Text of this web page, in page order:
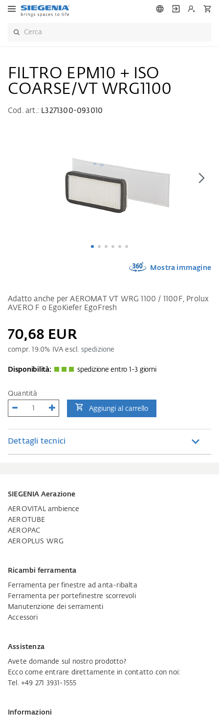
FILTRO EPM10 + ISO
COARSE/VT WRG1100
Cod. art.: L3271300-093010
Mostra immagine
Adatto anche per AEROMAT VT WRG 1100 / 1100F, Prolux
AVERO F o EgoKiefer EgoFresh
70,68 EUR
compr. 19.0% IVA escl. spedizione
Disponibilità: spedizione entro 1-3 giorni
Quantità
Aggiungi al carrello
Dettagli tecnici
SIEGENIA Aerazione
AEROVITAL ambience
AEROTUBE
AEROPAC
AEROPLUS WRG
Ricambi ferramenta
Ferramenta per finestre ad anta-ribalta
Ferramenta per portefinestre scorrevoli
Manutenzione dei serramenti
Accessori
Assistenza
Avete domande sul nostro prodotto?
Ecco come entrare direttamente in contatto con noi:
Tel. +49 271 3931-1555
Informazioni